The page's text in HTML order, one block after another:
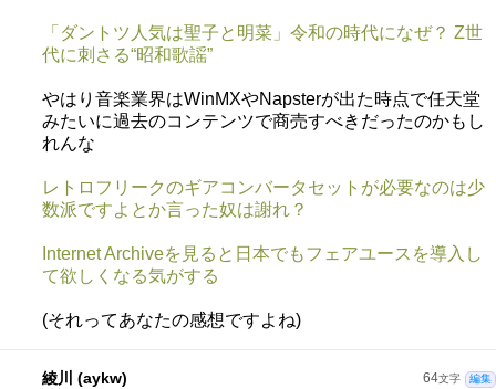
「ダントツ人気は聖子と明菜」令和の時代になぜ？ Z世
代に刺さる“昭和歌謡”
やはり音楽業界はWinMXやNapsterが出た時点で任天堂
みたいに過去のコンテンツで商売すべきだったのかもし
れんな
レトロフリークのギアコンバータセットが必要なのは少
数派ですよとか言った奴は謝れ？
Internet Archiveを見ると日本でもフェアユースを導入し
て欲しくなる気がする
(それってあなたの感想ですよね)
64文字 編集
綾川 (aykw)